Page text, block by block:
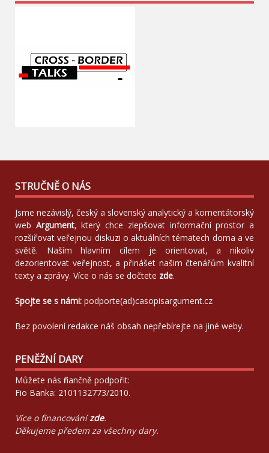
STRUČNĚ O NÁS
Jsme nezávislý, český a slovenský analytický a komentátorský
web Argument, který chce zlepšovat informační prostor a
rozšiřovat veřejnou diskuzi o aktuálních tématech doma a ve
světě. Naším hlavním cílem je orientovat, a nikoliv
dezorientovat veřejnost, a přinášet našim čtenářům kvalitní
texty a zprávy. Více o nás se dočtete zde.
Spojte se s námi: podporte(ad)casopisargument.cz
Bez povolení redakce náš obsah nepřebírejte na jiné weby.
PENĚŽNÍ DARY
Můžete nás finančně podpořit:
Fio Banka: 2101132773/2010.
Více o financovánízde.
Děkujeme předem za všechny dary.